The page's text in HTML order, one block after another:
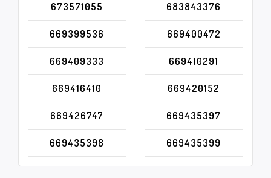
673571055 683843376
669399536 669400472
669409333 669410291
669416410 669420152
669426747 669435397
669435398 669435399